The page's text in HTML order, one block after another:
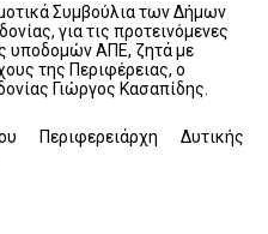
Συμβούλια των Δήμων
για τις προτεινόμενες
υποδομών ΑΠΕ, ζητά με
της Περιφέρειας, ο
Γιώργος Κασαπίδης.
Περιφερειάρχη Δυτικής